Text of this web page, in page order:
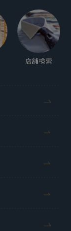
店舗検索